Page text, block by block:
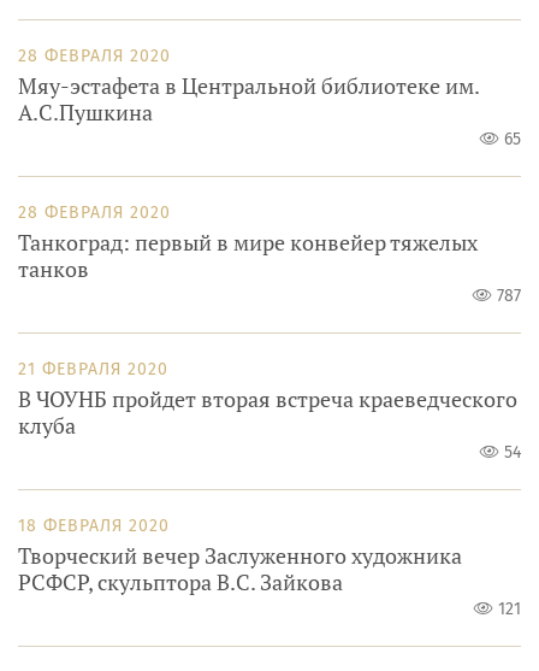
28 ФЕВРАЛЯ 2020
Мяу-эстафета в Центральной библиотеке им.
А.С.Пушкина
65
28 ФЕВРАЛЯ 2020
Танкоград: первый в мире конвейер тяжелых
танков
787
21 ФЕВРАЛЯ 2020
В ЧОУНБ пройдет вторая встреча краеведческого
клуба
54
18 ФЕВРАЛЯ 2020
Творческий вечер Заслуженного художника
РСФСР, скульптора В.С. Зайкова
121